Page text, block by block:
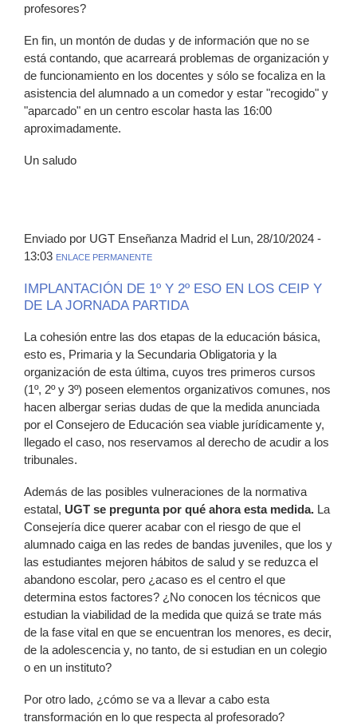
profesores?
En fin, un montón de dudas y de información que no se
está contando, que acarreará problemas de organización y
de funcionamiento en los docentes y sólo se focaliza en la
asistencia del alumnado a un comedor y estar "recogido" y
"aparcado" en un centro escolar hasta las 16:00
aproximadamente.
Un saludo
Enviado por UGT Enseñanza Madrid el Lun, 28/10/2024 -
13:03 ENLACE PERMANENTE
IMPLANTACIÓN DE 1º Y 2º ESO EN LOS CEIP Y
DE LA JORNADA PARTIDA
La cohesión entre las dos etapas de la educación básica,
esto es, Primaria y la Secundaria Obligatoria y la
organización de esta última, cuyos tres primeros cursos
(1º, 2º y 3º) poseen elementos organizativos comunes, nos
hacen albergar serias dudas de que la medida anunciada
por el Consejero de Educación sea viable jurídicamente y,
llegado el caso, nos reservamos al derecho de acudir a los
tribunales.
Además de las posibles vulneraciones de la normativa
estatal, UGT se pregunta por qué ahora esta medida. La
Consejería dice querer acabar con el riesgo de que el
alumnado caiga en las redes de bandas juveniles, que los y
las estudiantes mejoren hábitos de salud y se reduzca el
abandono escolar, pero ¿acaso es el centro el que
determina estos factores? ¿No conocen los técnicos que
estudian la viabilidad de la medida que quizá se trate más
de la fase vital en que se encuentran los menores, es decir,
de la adolescencia y, no tanto, de si estudian en un colegio
o en un instituto?
Por otro lado, ¿cómo se va a llevar a cabo esta
transformación en lo que respecta al profesorado?